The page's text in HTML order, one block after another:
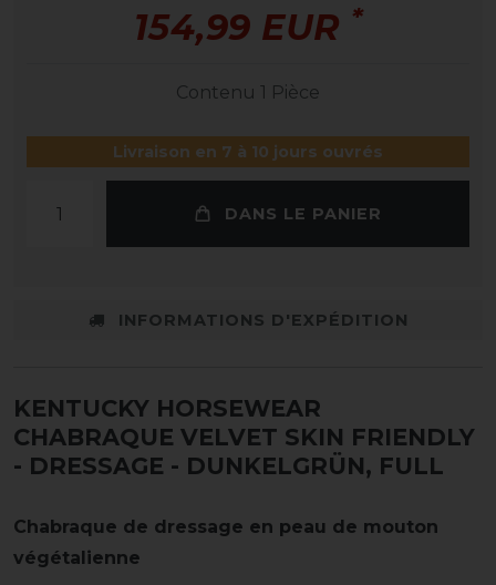
154,99 EUR *
Contenu 1 Pièce
Livraison en 7 à 10 jours ouvrés
DANS LE PANIER
INFORMATIONS D'EXPÉDITION
KENTUCKY HORSEWEAR
CHABRAQUE VELVET SKIN FRIENDLY
- DRESSAGE - DUNKELGRÜN, FULL
Chabraque de dressage en peau de mouton
végétalienne